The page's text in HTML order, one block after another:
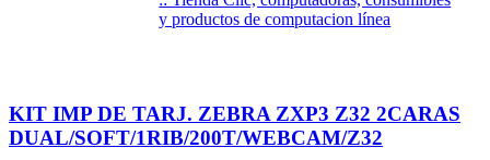
KIT IMP DE TARJ. ZEBRA ZXP3 Z32 2CARAS
DUAL/SOFT/1RIB/200T/WEBCAM/Z32